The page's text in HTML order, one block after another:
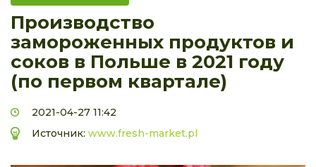
Производство
замороженных продуктов и
соков в Польше в 2021 году
(по первом квартале)
2021-04-27 11:42
Источник: www.fresh-market.pl